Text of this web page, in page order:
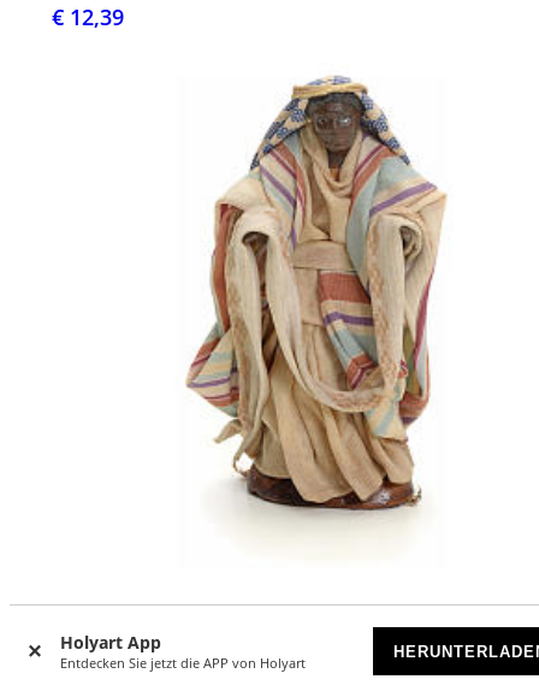
Holyart App
Entdecken Sie jetzt die APP von Holyart
€ 12,39
8 cm
AUSVERKAUFT